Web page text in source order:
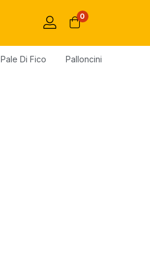
0
Pale Di Fico Palloncini